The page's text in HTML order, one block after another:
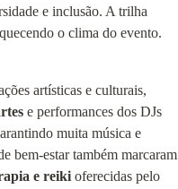
e inclusão. A trilha
o clima do evento.
artísticas e culturais,
muita música e
bem-estar também marcaram
e reiki oferecidas pelo